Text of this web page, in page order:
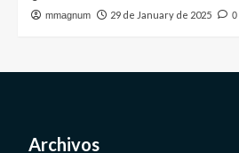
mmagnum 29 de January de 2025 0
Archivos